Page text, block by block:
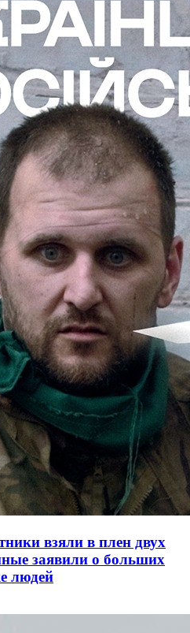
взяли в плен двух
заявили о больших
людей